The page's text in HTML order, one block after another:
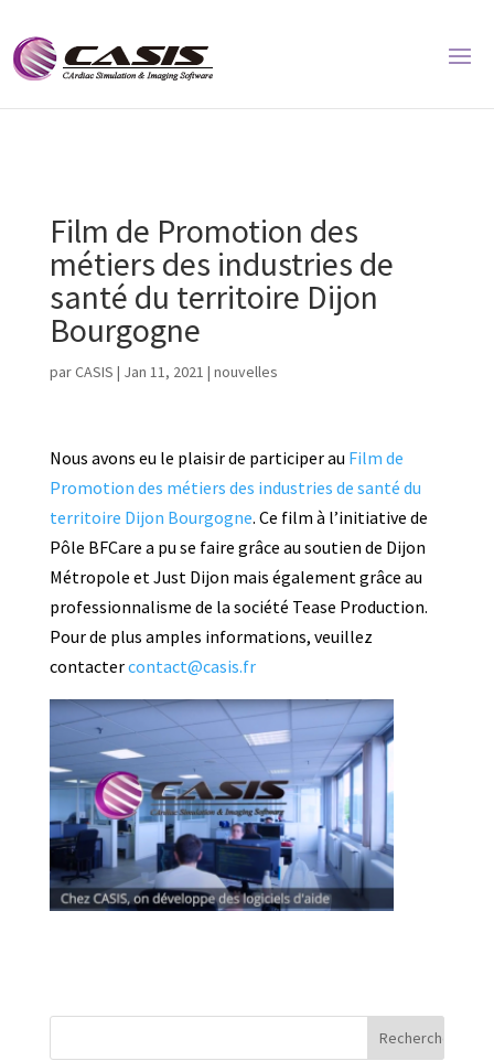
Film de Promotion des
métiers des industries de
santé du territoire Dijon
Bourgogne
parCASIS | Jan 11, 2021 | nouvelles
Nous avons eu le plaisir de participer au Film de
Promotion des métiers des industries de santé du
territoire Dijon Bourgogne. Ce film à l’initiative de
Pôle BFCare a pu se faire grâce au soutien de Dijon
Métropole et Just Dijon mais également grâce au
professionnalisme de la société Tease Production.
Pour de plus amples informations, veuillez
contactercontact@casis.fr